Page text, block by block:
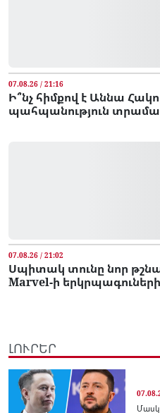
07.08.26 / 21:16
Ի՞նչ հիմքով է Աննա
պահպանություն
07.08.26 / 21:02
Սպիտակ տունը նոր
Marvel-ի երկրպագուների
ԼՈՒՐԵՐ